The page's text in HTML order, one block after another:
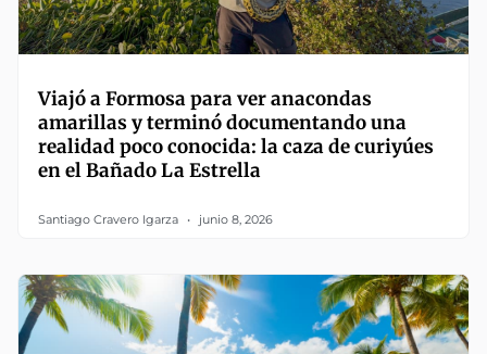
Viajó a Formosa para ver anacondas
amarillas y terminó documentando una
realidad poco conocida: la caza de curiyúes
en el Bañado La Estrella
Santiago Cravero Igarza junio 8, 2026